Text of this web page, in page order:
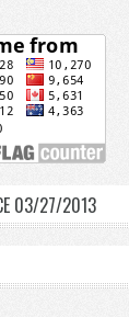
03/27/2013